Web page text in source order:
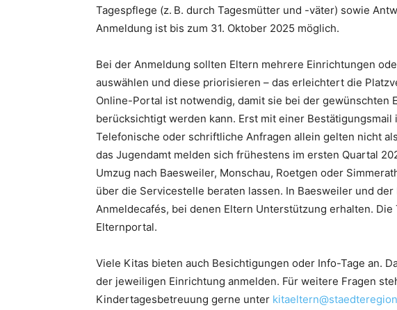
Tagespflege (z. B. durch Tagesmütter und -väter) sowie
Anmeldung ist bis zum 31. Oktober 2025 möglich.
Bei der Anmeldung sollten Eltern mehrere Einrichtungen
auswählen und diese priorisieren – das erleichtert die
Online-Portal ist notwendig, damit sie bei der gewünschten
berücksichtigt werden kann. Erst mit einer
Telefonische oder schriftliche Anfragen allein gelten nicht
das Jugendamt melden sich frühestens im ersten Quartal
Umzug nach Baesweiler, Monschau, Roetgen oder
über die Servicestelle beraten lassen. In Baesweiler und
Anmeldecafés, bei denen Eltern Unterstützung erhalten.
Elternportal.
Viele Kitas bieten auch Besichtigungen oder Info-Tage an.
der jeweiligen Einrichtung anmelden. Für weitere Fragen
Kindertagesbetreuung gerne unter